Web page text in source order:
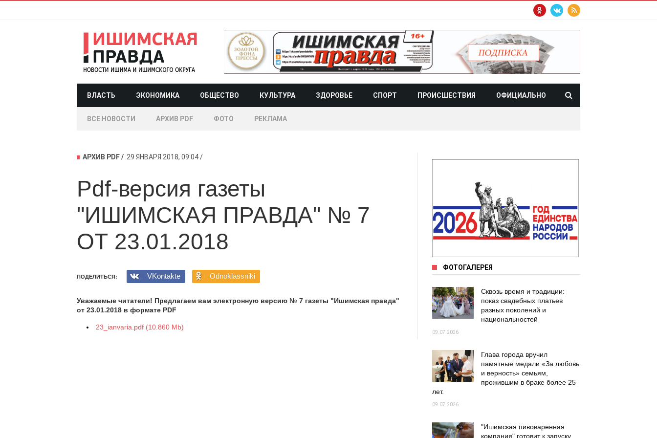
ВЛАСТЬ ЭКОНОМИКА ОБЩЕСТВО КУЛЬТУРА ЗДОРОВЬЕ СПОРТ ПРОИСШЕСТВИЯ ОФИЦИАЛЬНО
ВСЕ НОВОСТИ АРХИВ PDF ФОТО РЕКЛАМА
АРХИВ PDF 29 ЯНВАРЯ 2018, 09:04
Pdf-версия газеты
"ИШИМСКАЯ ПРАВДА" № 7
ОТ 23.01.2018
ПОДЕЛИТЬСЯ: VKontakte Odnoklassniki
Уважаемые читатели! Предлагаем вам электронную версию № 7 газеты "Ишимская правда"
от 23.01.2018 в формате PDF
23_ianvaria.pdf (10.860 Mb)
ФОТОГАЛЕРЕЯ
Сквозь время и традиции:
показ свадебных платьев
разных поколений и
национальностей
09.07.2026
Глава города вручил
памятные медали «За любовь
и верность» семьям,
прожившим в браке более 25
лет.
09.07.2026
"Ишимская пивоваренная
компания" готовит к запуску